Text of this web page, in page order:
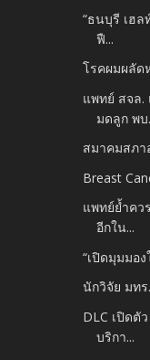
“ธนบุรี เฮล
ฟื...
โรคผมผลัด
แพทย์ สจล.
มดลูก พบ
สมาคมสภา
Breast
แพทย์ย้ำคว
อีกใน...
“เปิดมุมมอ
นักวิจัย มท
DLC เปิดตั
บริกา...